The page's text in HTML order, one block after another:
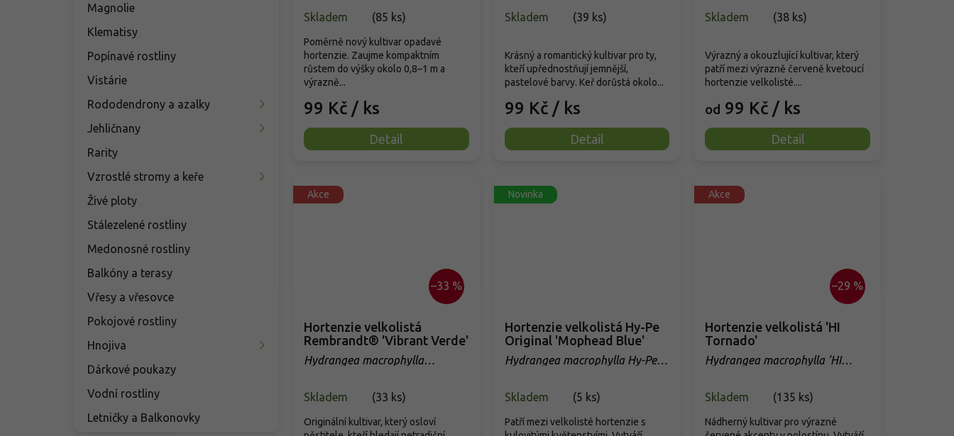
Magnolie
Klematisy
Popínavé rostliny
Vistárie
Rododendrony a azalky
Jehličnany
Rarity
Vzrostlé stromy a keře
Živé ploty
Stálezelené rostliny
Medonosné rostliny
Balkóny a terasy
Vřesy a vřesovce
Pokojové rostliny
Hnojiva
Dárkové poukazy
Vodní rostliny
Letničky a Balkonovky
Skladem
(85 ks)
99 Kč / ks
Detail
Poměrně nový kultivar opadavé
hortenzie. Zaujme kompaktním
růstem do výšky okolo 0,8–1 m a
výrazně...
Skladem
(39 ks)
99 Kč / ks
Detail
Krásný a romantický kultivar pro ty,
kteří upřednostňují jemnější,
pastelové barvy. Keř dorůstá okolo...
Skladem
(38 ks)
od 99 Kč / ks
Detail
Výrazný a okouzlující kultivar, který
patří mezi výrazně červeně kvetoucí
hortenzie velkolisté....
Akce
–33 %
Hortenzie velkolistá
Rembrandt® 'Vibrant Verde'
Hydrangea macrophylla
Skladem
(33 ks)
Originální kultivar, který osloví
Novinka
Hortenzie velkolistá Hy-Pe
Original 'Mophead Blue'
Hydrangea macrophylla Hy-Pe
Skladem
(5 ks)
Patří mezi velkolisté hortenzie s
Akce
–29 %
Hortenzie velkolistá 'HI
Tornado'
Hydrangea macrophylla 'HI
Skladem
(135 ks)
Nádherný kultivar pro výrazné